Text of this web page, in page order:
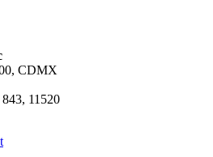
CDMX
11520